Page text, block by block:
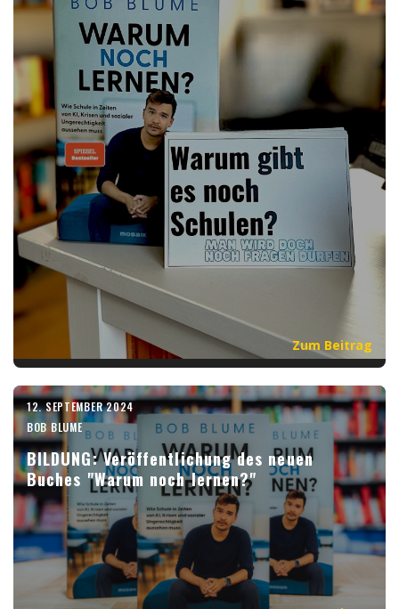
Zum Beitrag
12. SEPTEMBER 2024
BOB BLUME
BILDUNG: Veröffentlichung des neuen
Buches "Warum noch lernen?"